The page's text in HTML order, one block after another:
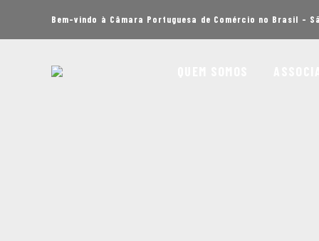
Bem-vindo à Câmara Portuguesa de Comércio no Brasil -